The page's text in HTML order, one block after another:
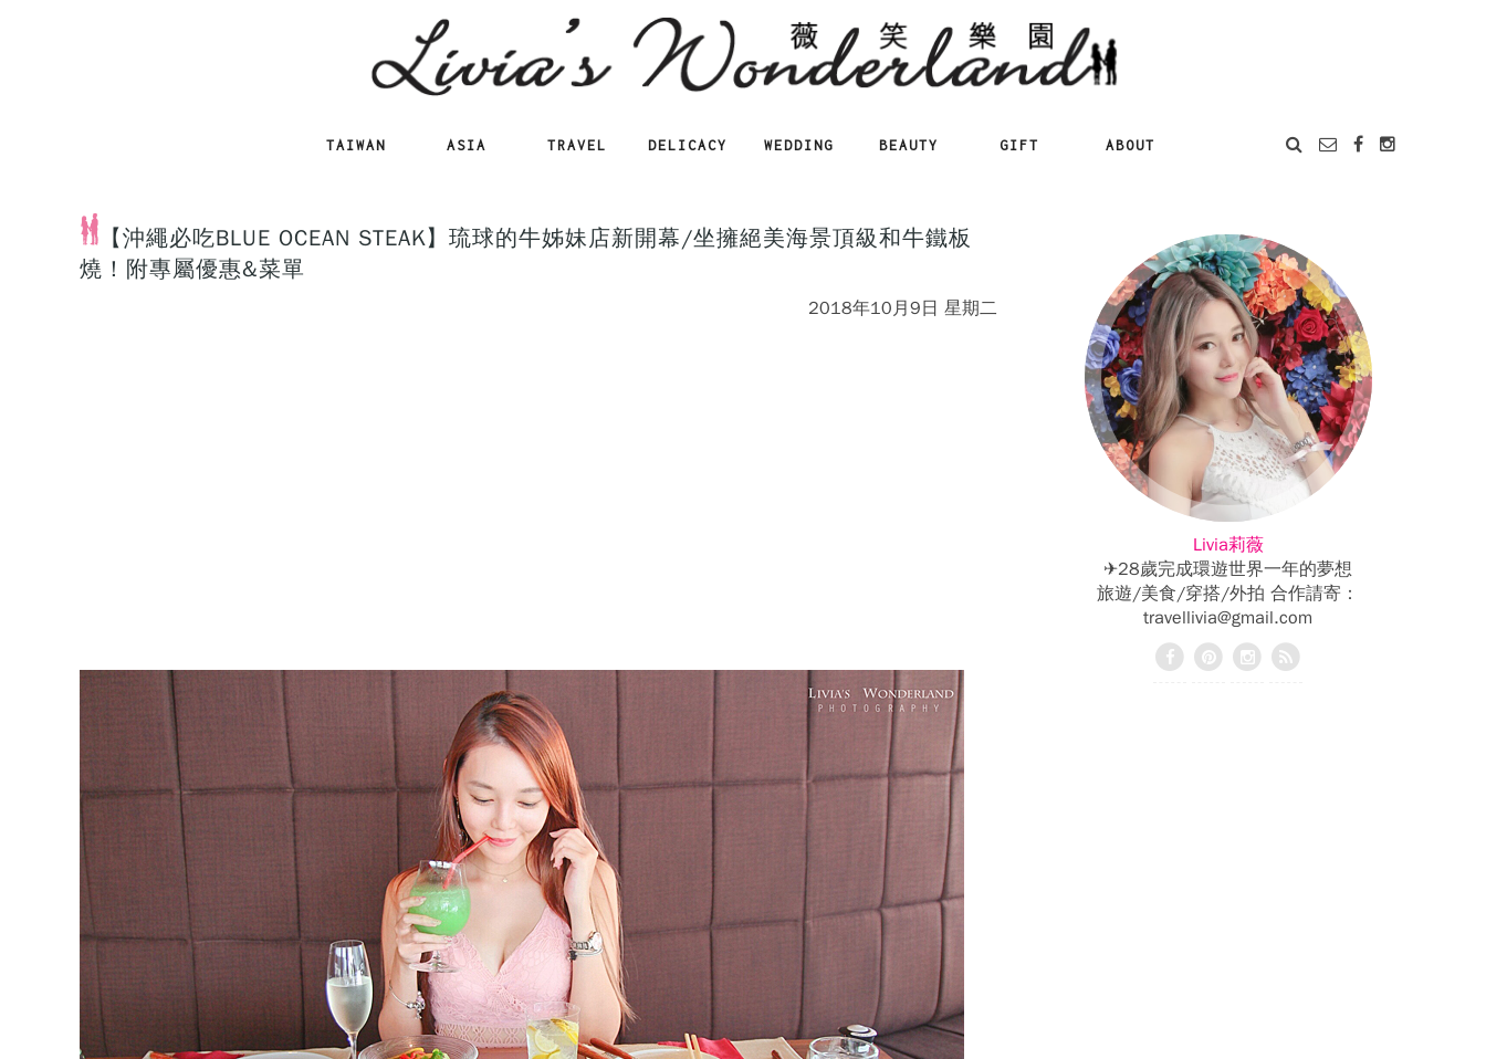
TAIWAN ASIA TRAVEL DELICACY WEDDING BEAUTY GIFT ABOUT
【沖繩必吃BLUE OCEAN STEAK】琉球的牛姊妹店新開幕/坐擁絕美海景頂級和牛鐵板
燒！附專屬優惠&菜單
2018年10月9日 星期二
Livia莉薇
✈28歲完成環遊世界一年的夢想
旅遊/美食/穿搭/外拍 合作請寄：
travellivia@gmail.com